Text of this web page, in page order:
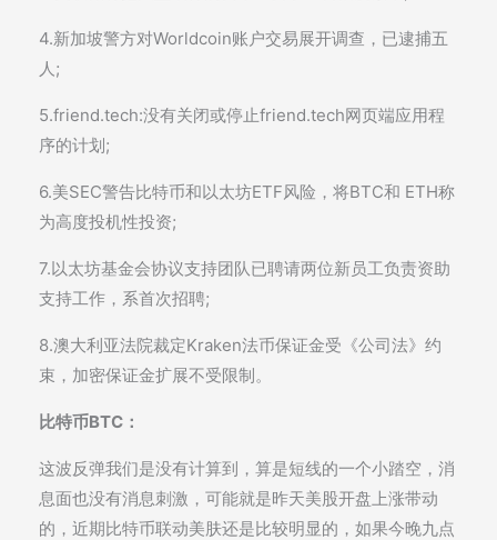
4.新加坡警方对Worldcoin账户交易展开调查，已逮捕五
人;
5.friend.tech:没有关闭或停止friend.tech网页端应用程
序的计划;
6.美SEC警告比特币和以太坊ETF风险，将BTC和 ETH称
为高度投机性投资;
7.以太坊基金会协议支持团队已聘请两位新员工负责资助
支持工作，系首次招聘;
8.澳大利亚法院裁定Kraken法币保证金受《公司法》约
束，加密保证金扩展不受限制。
比特币BTC：
这波反弹我们是没有计算到，算是短线的一个小踏空，消
息面也没有消息刺激，可能就是昨天美股开盘上涨带动
的，近期比特币联动美肤还是比较明显的，如果今晚九点